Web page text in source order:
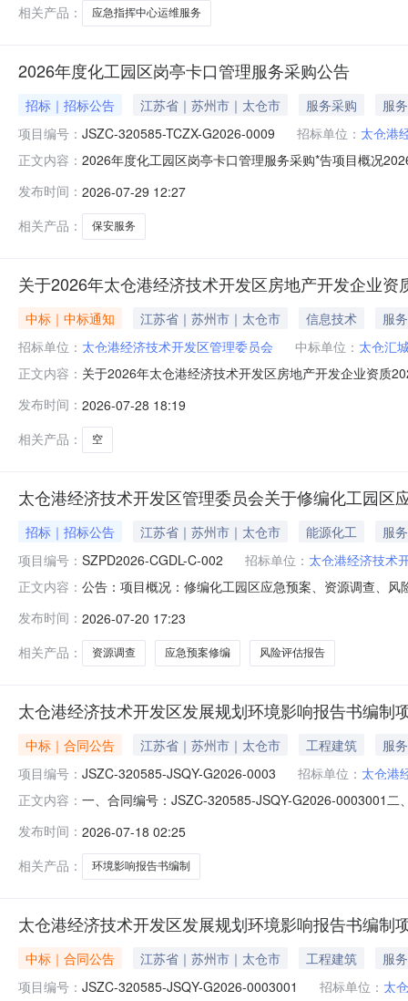
相关产品：
应急指挥中心运维服务
2026年度化工园区岗亭卡口管理服务采购公告
招标｜招标公告 江苏省｜苏州市｜太仓市 服务采购
服务
项目编号： JSZC-320585-TCZX-G2026-0009 招标单位： 太仓港
正文内容： 2026年度化工园区岗亭卡口管理服务采购*告项目概况
556.000000万元最高限价（如有）：人民币伍佰肆拾玖
发布时间： 2026-07-29 12:27
相关产品：
保安服务
关于2026年太仓港经济技术开发区房地产开发企业
中标｜中标通知 江苏省｜苏州市｜太仓市 信息技术
服务
招标单位： 太仓港经济技术开发区管理委员会 中标单位： 太仓汇
正文内容： 关于2026年太仓港经济技术开发区房地产开发企业资质
查结果予以公布。特此公告。太仓港经济技术开发区管
城科技产业发展有限公司核准贰级符
发布时间： 2026-07-28 18:19
相关产品：
空
太仓港经济技术开发区管理委员会关于修编化工园
招标｜招标公告 江苏省｜苏州市｜太仓市 能源化工
服务
项目编号： SZPD2026-CGDL-C-002 招标单位： 太仓港经济技术
正文内容： 公告：项目概况：修编化工园区应急预案、资源调查、
式：竞争性磋商（四）预算金额：人民币贰拾柒万元整
应急
发布时间： 2026-07-20 17:23
相关产品：
资源调查 应急预案修编 风险评估报告
太仓港经济技术开发区发展规划环境影响报告书编制
中标｜合同公告 江苏省｜苏州市｜太仓市 工程建筑
服务
项目编号： JSZC-320585-JSQY-G2026-0003 招标单位： 太仓港
正文内容： 一、合同编号：JSZC-320585-JSQY-G2026-0003001
10号太仓港大厦联系方式：15962287850供应商（乙方
发布时间： 2026-07-18 02:25
相关产品：
环境影响报告书编制
太仓港经济技术开发区发展规划环境影响报告书编制
中标｜合同公告 江苏省｜苏州市｜太仓市 工程建筑
服务
项目编号： JSZC-320585-JSQY-G2026-0003001 招标单位： 太